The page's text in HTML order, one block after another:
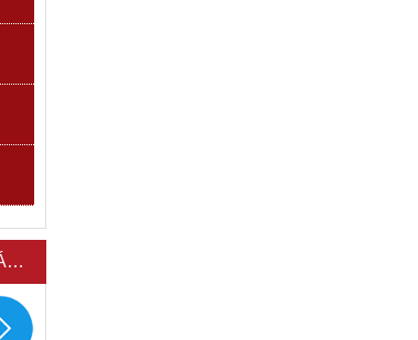
BỘ ĐỀ THI LÝ THUYẾT XE MÁY A1